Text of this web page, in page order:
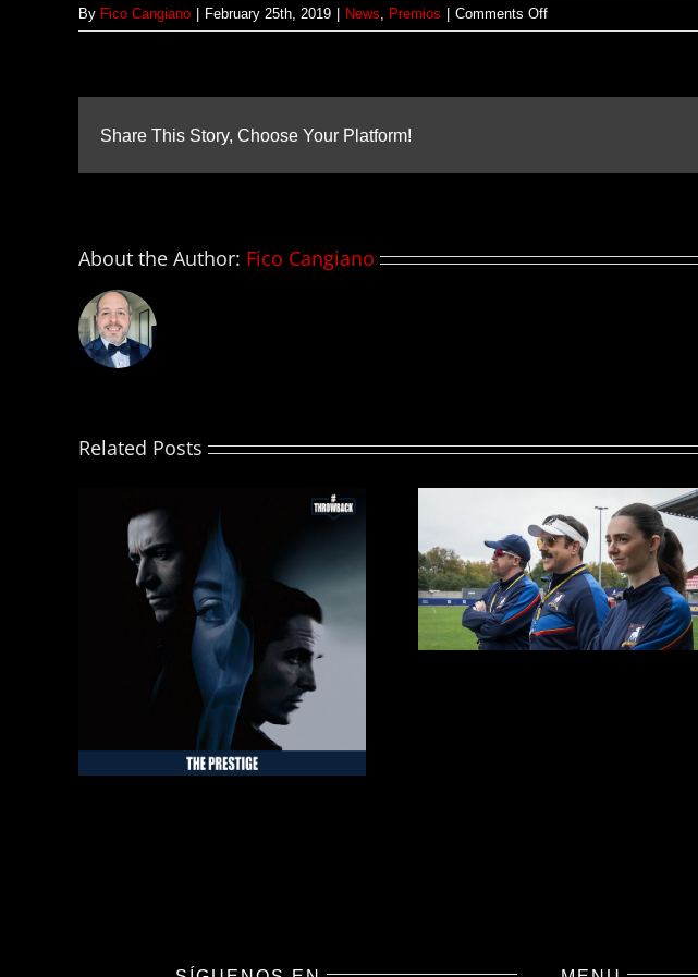
By Fico Cangiano February 25th, 2019 News, Premios Comments Offon
Ganadores:
Share This Story, Choose Your Platform!
About the Author: Fico Cangiano
Related Posts